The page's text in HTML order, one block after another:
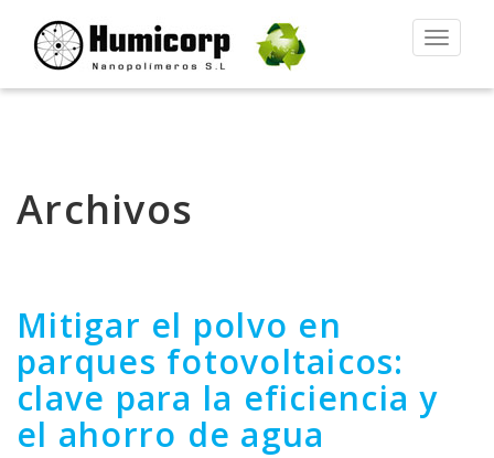
Alternar
Archivos
Mitigar el polvo en
parques fotovoltaicos:
clave para la eficiencia y
el ahorro de agua